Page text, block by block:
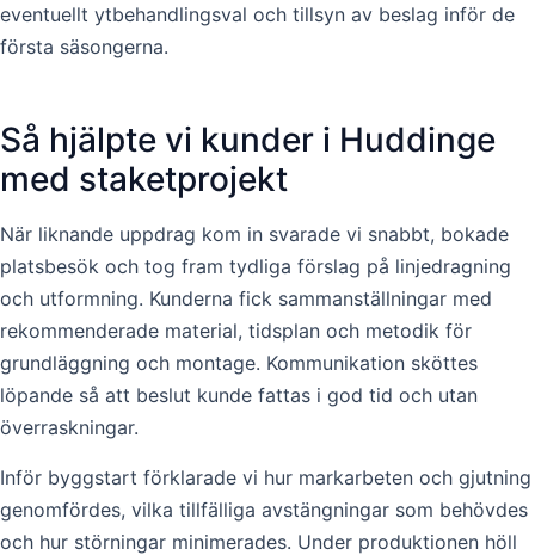
eventuellt ytbehandlingsval och tillsyn av beslag inför de
första säsongerna.
Så hjälpte vi kunder i Huddinge
med staketprojekt
När liknande uppdrag kom in svarade vi snabbt, bokade
platsbesök och tog fram tydliga förslag på linjedragning
och utformning. Kunderna fick sammanställningar med
rekommenderade material, tidsplan och metodik för
grundläggning och montage. Kommunikation sköttes
löpande så att beslut kunde fattas i god tid och utan
överraskningar.
Inför byggstart förklarade vi hur markarbeten och gjutning
genomfördes, vilka tillfälliga avstängningar som behövdes
och hur störningar minimerades. Under produktionen höll